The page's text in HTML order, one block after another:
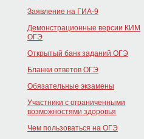
Заявление на ГИА-9
Демонстрационные версии КИМ
ОГЭ
Открытый банк заданий ОГЭ
Бланки ответов ОГЭ
Обязательные экзамены
Участники с ограниченными
возможностями здоровья
Чем пользоваться на ОГЭ